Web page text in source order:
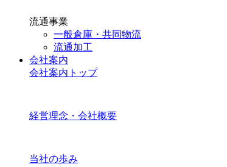
流通事業
一般倉庫・共同物流
流通加工
会社案内
会社案内トップ
経営理念・会社概要
当社の歩み